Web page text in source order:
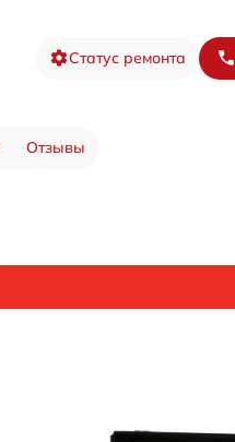
Статус ремонта
Отзывы